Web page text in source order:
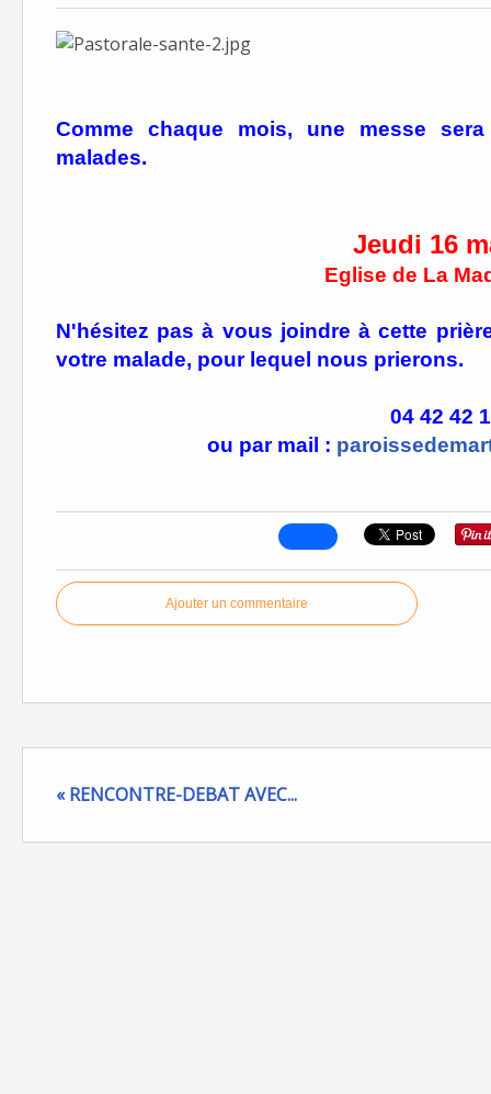
Comme chaque mois, une messe
malades.
Jeudi 16
Eglise de La
N'hésitez pas à vous joindre à cette
votre malade, pour lequel nous prierons.
04 42 42
ou par mail :
Ajouter un commentaire
« RENCONTRE-DEBAT AVEC...